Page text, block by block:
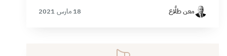
معن طلَّاع 18 مارس 2021